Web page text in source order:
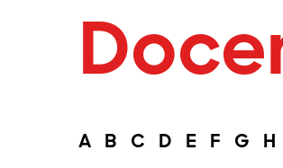
A B C D E F G H